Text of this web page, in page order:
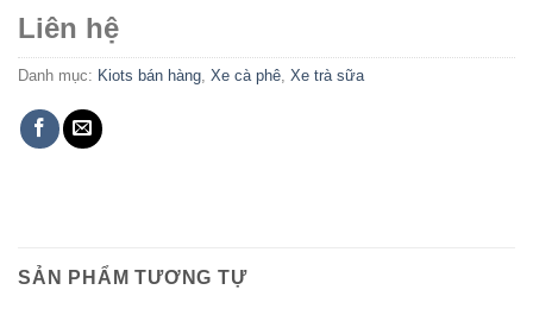
Liên hệ
Danh mục: Kiots bán hàng, Xe cà phê, Xe trà sữa
SẢN PHẨM TƯƠNG TỰ